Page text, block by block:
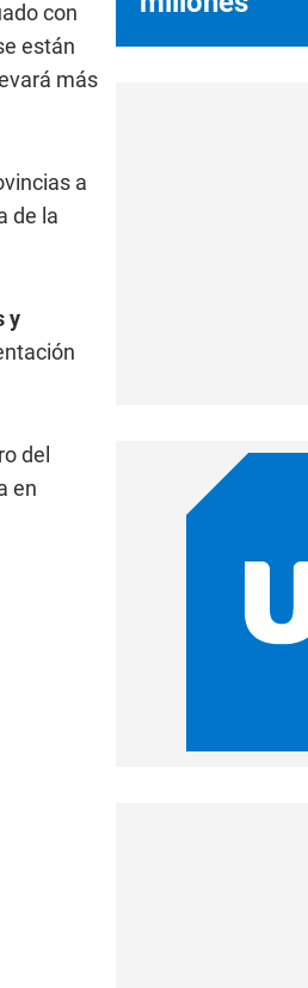
con
están
más
a
de la
y
del
en